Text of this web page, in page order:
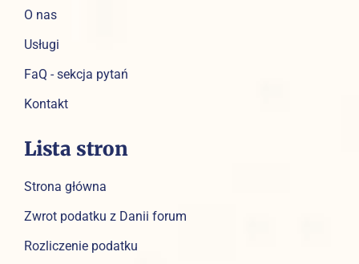
O nas
Usługi
FaQ - sekcja pytań
Kontakt
Lista stron
Strona główna
Zwrot podatku z Danii forum
Rozliczenie podatku